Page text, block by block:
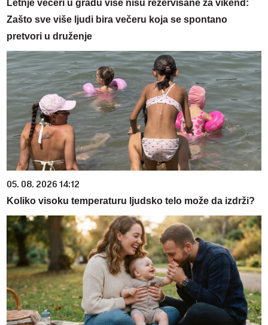
Letnje večeri u gradu više nisu rezervisane za vikend:
Zašto sve više ljudi bira večeru koja se spontano
pretvori u druženje
05. 08. 2026 14:12
Koliko visoku temperaturu ljudsko telo može da izdrži?